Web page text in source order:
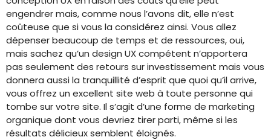
engendrer mais, comme nous l’avons dit, elle n’est
coûteuse que si vous la considérez ainsi. Vous allez
dépenser beaucoup de temps et de ressources, oui,
mais sachez qu’un design UX compétent n’apportera
pas seulement des retours sur investissement mais vous
donnera aussi la tranquillité d’esprit que quoi qu’il arrive,
vous offrez un excellent site web à toute personne qui
tombe sur votre site. Il s’agit d’une forme de marketing
organique dont vous devriez tirer parti, même si les
résultats délicieux semblent éloignés.